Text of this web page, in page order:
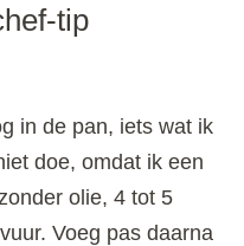
tip
in de pan, iets wat ik
doe, omdat ik een
olie, 4 tot 5
Voeg pas daarna